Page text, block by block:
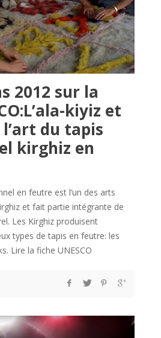
2012 sur la
kiyiz et
du tapis
kirghiz en
en feutre est l’un des arts
et fait partie intégrante de
Les Kirghiz produisent
types de tapis en feutre: les
Lire la fiche UNESCO